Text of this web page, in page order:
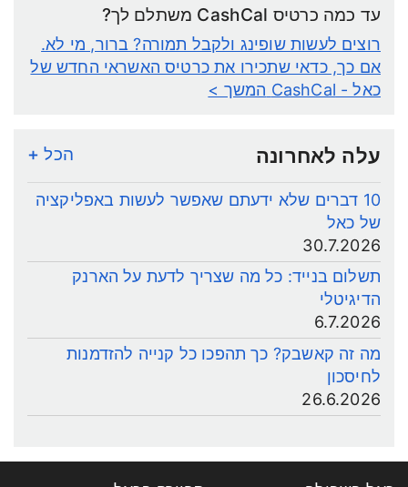
עד כמה כרטיס CashCal משתלם לך?
רוצים לעשות שופינג ולקבל תמורה? ברור, מי לא.
אם כך, כדאי שתכירו את כרטיס האשראי החדש של
כאל - CashCal
המשך >
עלה לאחרונה הכל +
10 דברים שלא ידעתם שאפשר לעשות באפליקציה
של כאל
30.7.2026
תשלום בנייד: כל מה שצריך לדעת על הארנק
הדיגיטלי
6.7.2026
מה זה קאשבק? כך תהפכו כל קנייה להזדמנות
לחיסכון
26.6.2026